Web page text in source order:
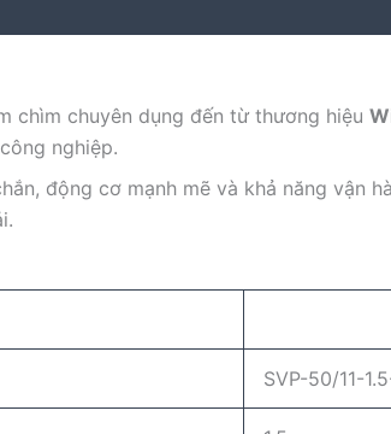
chìm chuyên dụng đến từ thương hiệu
nghiệp.
động cơ mạnh mẽ và khả năng vận
SVP-50/11-